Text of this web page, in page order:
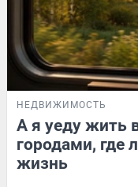
НЕДВИЖИМОСТЬ
А я уеду жить
городами, где
жизнь